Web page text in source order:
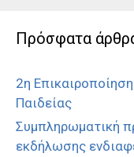
Πρόσφατα
2η
Παιδείας
Συμπληρωματική
εκδήλωσης